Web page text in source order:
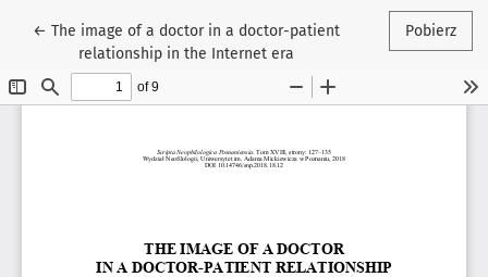
←Wróć do szczegółów artykułu
The image of a doctor in a doctor-patient
relationship in the Internet era
Pobierz